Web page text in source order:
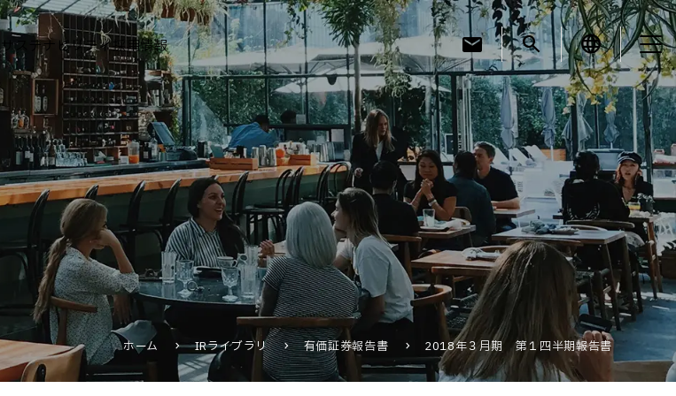
サステナビリティ採用情報 mail search language
運営ホテル
IR・投資家情報
IRニュース
IRカレンダー
IRライブラリ
株式情報
財務・業績情報
IRイベント
お知らせ
お役立ちコラム
採用情報
お問い合わせ
ホーム IRライブラリ 有価証券報告書 2018年３月期 第１四半期報告書